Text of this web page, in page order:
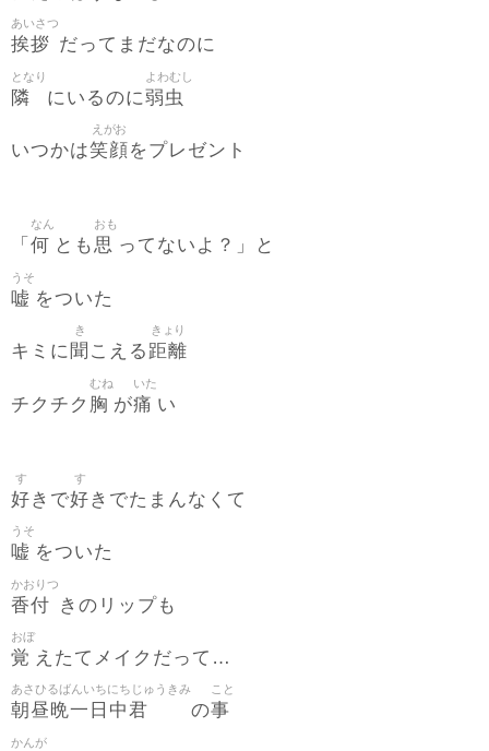
挨拶
あいさつ
だってまだなのに
隣
となり
にいるのに弱虫
よわむし
いつかは笑顔
えがお
をプレゼント
「 何
なん
とも思
おも
ってないよ？」と
嘘
うそ
をついた
キミに 聞
き
こえる 距離
きょり
チクチク 胸
むね
が痛
いた
い
好
す
きで好
す
きでたまんなくて
嘘
うそ
をついた
香付
かおりつ
きのリップも
覚
おぼ
えたてメイクだって…
朝昼晩一日中君
あさひるばんいちにちじゅうきみ
の事
こと
かんが